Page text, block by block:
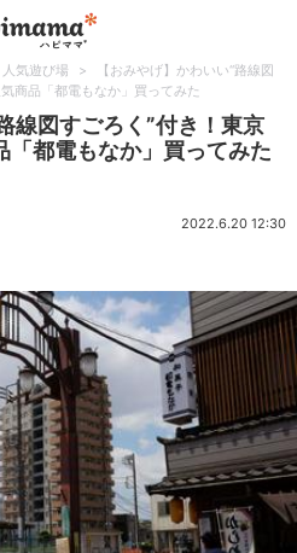
人気遊び場 >
【おみやげ】かわいい“路線図
商品「都電もなか」買ってみた
線図すごろく”付き！東京
「都電もなか」買ってみた
2022.6.20 12:30